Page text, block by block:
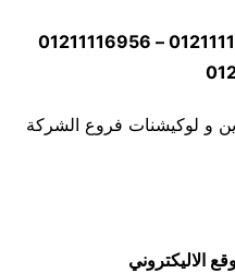
موبايل 01211116954 – 01211116955 – 01211116956
و لوكيشنات فروع الشركة
الاليكتروني